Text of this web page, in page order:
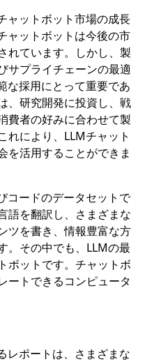
ャットボット市場の成長
ャットボットは今後の市
れています。しかし、製
サプライチェーンの最適
な採用にとって重要であ
、研究開発に投資し、戦
費者の好みに合わせて製
れにより、LLMチャット
を活用することができま
コードのデータセットで
語を翻訳し、さまざまな
ツを書き、情報豊富な方
。その中でも、LLMの最
ボットです。チャットボ
ートできるコンピュータ
レポートは、さまざまな